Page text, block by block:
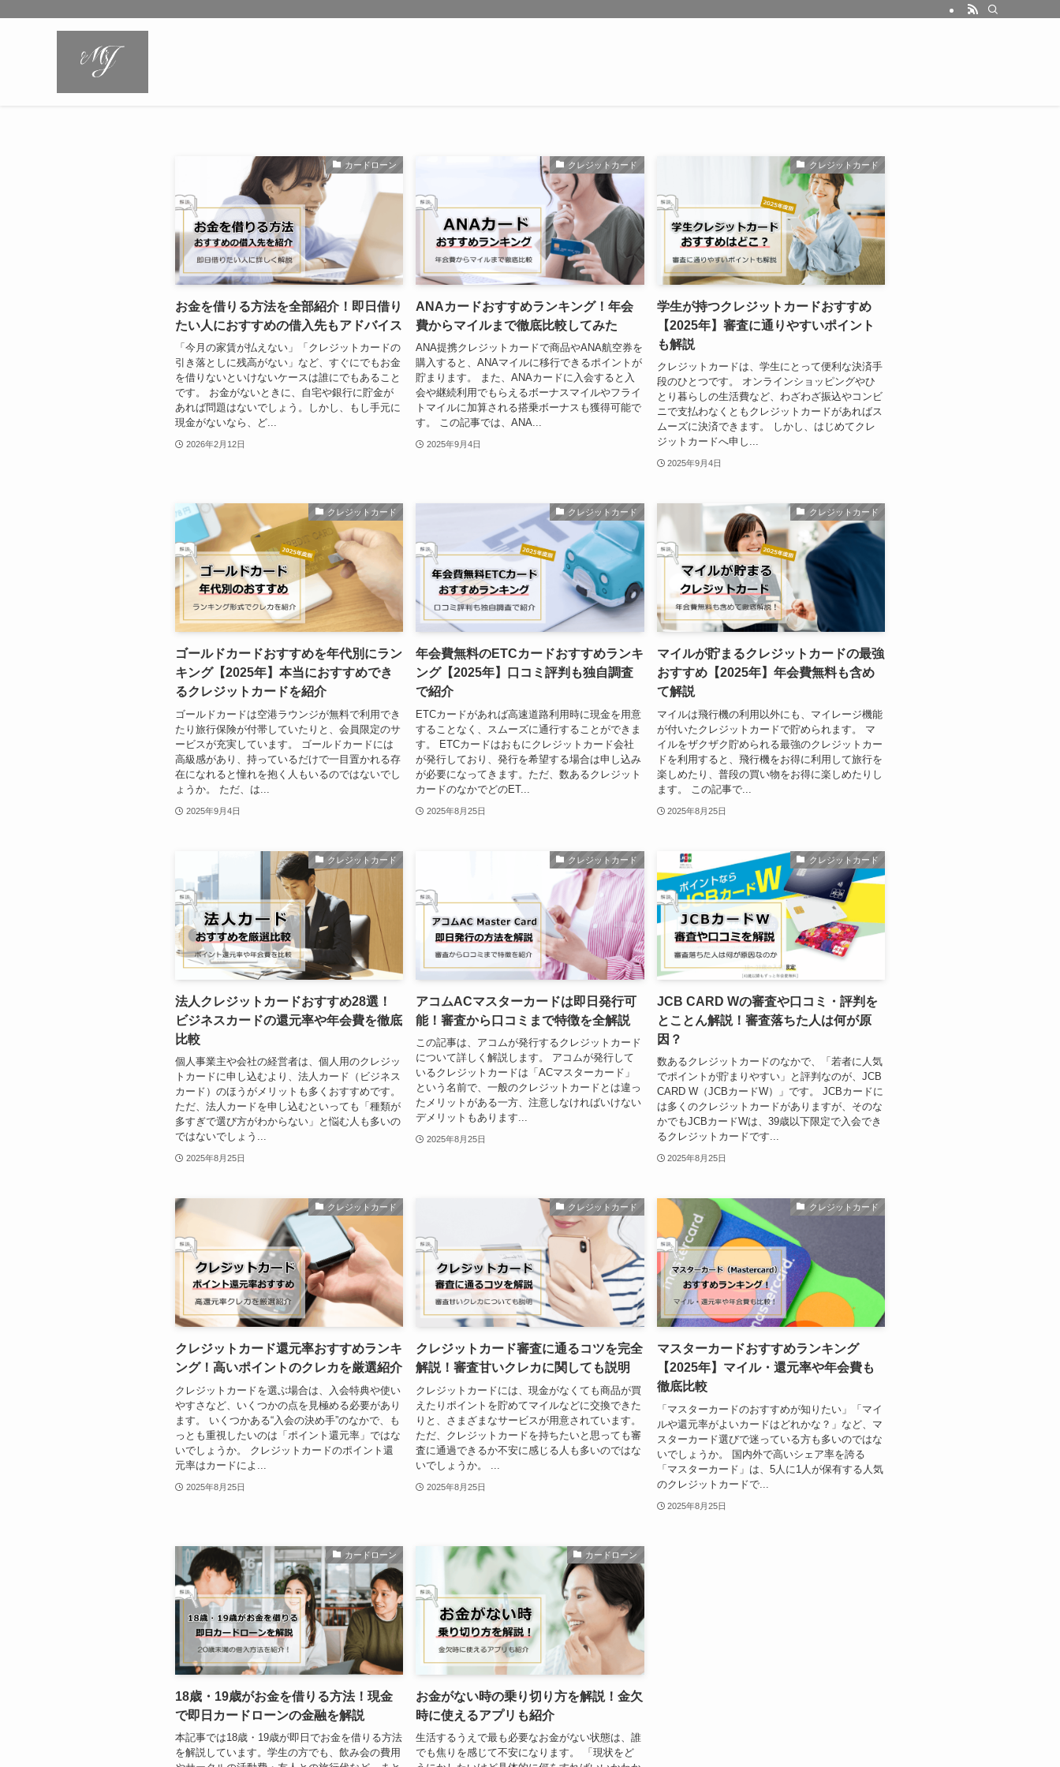
カードローン
お金を借りる方法を全部紹介！即日借り
たい人におすすめの借入先もアドバイス
「今月の家賃が払えない」「クレジットカードの
引き落としに残高がない」など、すぐにでもお金
を借りないといけないケースは誰にでもあること
です。 お金がないときに、自宅や銀行に貯金が
あれば問題はないでしょう。しかし、もし手元に
現金がないなら、ど...
2026年2月12日
クレジットカード
ANAカードおすすめランキング！年会
費からマイルまで徹底比較してみた
ANA提携クレジットカードで商品やANA航空券を
購入すると、ANAマイルに移行できるポイントが
貯まります。 また、ANAカードに入会すると入
会や継続利用でもらえるボーナスマイルやフライ
トマイルに加算される搭乗ボーナスも獲得可能で
す。 この記事では、ANA...
2025年9月4日
クレジットカード
学生が持つクレジットカードおすすめ
【2025年】審査に通りやすいポイント
も解説
クレジットカードは、学生にとって便利な決済手
段のひとつです。 オンラインショッピングやひ
とり暮らしの生活費など、わざわざ振込やコンビ
ニで支払わなくともクレジットカードがあればス
ムーズに決済できます。 しかし、はじめてクレ
ジットカードへ申し...
2025年9月4日
クレジットカード
ゴールドカードおすすめを年代別にラン
キング【2025年】本当におすすめでき
るクレジットカードを紹介
ゴールドカードは空港ラウンジが無料で利用でき
たり旅行保険が付帯していたりと、会員限定のサ
ービスが充実しています。 ゴールドカードには
高級感があり、持っているだけで一目置かれる存
在になれると憧れを抱く人もいるのではないでし
ょうか。 ただ、は...
2025年9月4日
クレジットカード
年会費無料のETCカードおすすめランキ
ング【2025年】口コミ評判も独自調査
で紹介
ETCカードがあれば高速道路利用時に現金を用意
することなく、スムーズに通行することができま
す。 ETCカードはおもにクレジットカード会社
が発行しており、発行を希望する場合は申し込み
が必要になってきます。ただ、数あるクレジット
カードのなかでどのET...
2025年8月25日
クレジットカード
マイルが貯まるクレジットカードの最強
おすすめ【2025年】年会費無料も含め
て解説
マイルは飛行機の利用以外にも、マイレージ機能
が付いたクレジットカードで貯められます。 マ
イルをザクザク貯められる最強のクレジットカー
ドを利用すると、飛行機をお得に利用して旅行を
楽しめたり、普段の買い物をお得に楽しめたりし
ます。 この記事で...
2025年8月25日
クレジットカード
法人クレジットカードおすすめ28選！
ビジネスカードの還元率や年会費を徹底
比較
個人事業主や会社の経営者は、個人用のクレジッ
トカードに申し込むより、法人カード（ビジネス
カード）のほうがメリットも多くおすすめです。
ただ、法人カードを申し込むといっても「種類が
多すぎで選び方がわからない」と悩む人も多いの
ではないでしょう...
2025年8月25日
クレジットカード
アコムACマスターカードは即日発行可
能！審査から口コミまで特徴を全解説
この記事は、アコムが発行するクレジットカード
について詳しく解説します。 アコムが発行して
いるクレジットカードは「ACマスターカード」
という名前で、一般のクレジットカードとは違っ
たメリットがある一方、注意しなければいけない
デメリットもあります...
2025年8月25日
クレジットカード
JCB CARD Wの審査や口コミ・評判を
とことん解説！審査落ちた人は何が原
因？
数あるクレジットカードのなかで、「若者に人気
でポイントが貯まりやすい」と評判なのが、JCB
CARD W（JCBカードW）」です。 JCBカードに
は多くのクレジットカードがありますが、そのな
かでもJCBカードWは、39歳以下限定で入会でき
るクレジットカードです...
2025年8月25日
クレジットカード
クレジットカード還元率おすすめランキ
ング！高いポイントのクレカを厳選紹介
クレジットカードを選ぶ場合は、入会特典や使い
やすさなど、いくつかの点を見極める必要があり
ます。 いくつかある“入会の決め手”のなかで、も
っとも重視したいのは「ポイント還元率」ではな
いでしょうか。 クレジットカードのポイント還
元率はカードによ...
2025年8月25日
クレジットカード
クレジットカード審査に通るコツを完全
解説！審査甘いクレカに関しても説明
クレジットカードには、現金がなくても商品が買
えたりポイントを貯めてマイルなどに交換できた
りと、さまざまなサービスが用意されています。
ただ、クレジットカードを持ちたいと思っても審
査に通過できるか不安に感じる人も多いのではな
いでしょうか。 ...
2025年8月25日
クレジットカード
マスターカードおすすめランキング
【2025年】マイル・還元率や年会費も
徹底比較
「マスターカードのおすすめが知りたい」「マイ
ルや還元率がよいカードはどれかな？」など、マ
スターカード選びで迷っている方も多いのではな
いでしょうか。 国内外で高いシェア率を誇る
「マスターカード」は、5人に1人が保有する人気
のクレジットカードで...
2025年8月25日
カードローン
18歳・19歳がお金を借りる方法！現金
で即日カードローンの金融を解説
本記事では18歳・19歳が即日でお金を借りる方法
を解説しています。学生の方でも、飲み会の費用
カードローン
お金がない時の乗り切り方を解説！金欠
時に使えるアプリも紹介
生活するうえで最も必要なお金がない状態は、誰
でも焦りを感じて不安になります。 「現状をど